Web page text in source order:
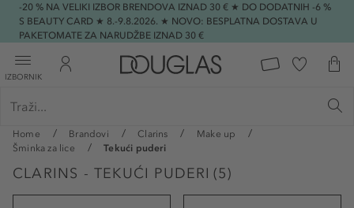
-20 % NA VELIKI IZBOR BRENDOVA IZNAD 30 € ★ DO DODATNIH -6 %
S BEAUTY CARD ★ 8.-9.8.2026. ★ NOVO: BESPLATNA DOSTAVA U
PAKETOMATE ZA NARUDŽBE IZNAD 30 €
IZBORNIK
Home Brandovi Clarins
Make up
Šminka za lice
Tekući puderi
CLARINS - TEKUĆI PUDERI (5)